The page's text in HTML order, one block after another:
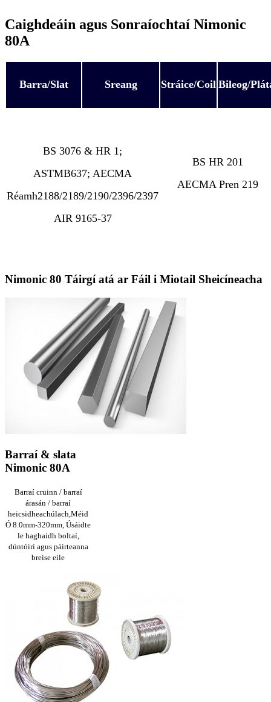
Caighdeáin agus Sonraíochtaí Nimonic
80A
Barra/Slat Sreang Stráice/Coil Bileog/
BS 3076 & HR 1;
ASTMB637; AECMA
Réamh2188/2189/2190/2396/2397
AIR 9165-37
BS HR 201
AECMA Pren 219
Nimonic 80 Táirgí atá ar Fáil i Miotail Sheicíneacha
Barraí & slata
Nimonic 80A
Barraí cruinn / barraí
árasán / barraí
heicsidheachúlach,Méid
Ó 8.0mm-320mm, Úsáidte
le haghaidh boltaí,
dúntóirí agus páirteanna
breise eile